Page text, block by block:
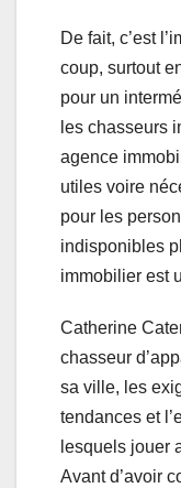
De fait, c’est
coup, surtout
pour un
les chasseurs
agence
utiles voire
pour les
indisponibles
immobilier est
Catherine
chasseur
sa ville, les
tendances et
lesquels jouer
Avant d’avoir